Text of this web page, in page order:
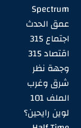
Spectrum
عمق الحدث
اجتماع 315
اقتصاد 315
وجهة نظر
شرق وغرب
الملف 101
لوين رايحين؟